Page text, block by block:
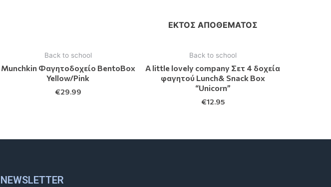
Back to school
Munchkin Φαγητοδοχείο BentoBox
Yellow/Pink
€29.99
ΕΚΤΌΣ ΑΠΟΘΈΜΑΤΟΣ
Back to school
A little lovely company Σετ 4 δοχεία
φαγητού Lunch& Snack Box
“Unicorn”
€12.95
NEWSLETTER